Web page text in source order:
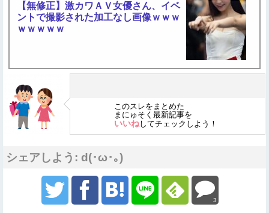
【無修正】激カワＡＶ女優さん、イベ
ントで撮影された加工なし画像ｗｗｗ
ｗｗｗｗｗ
このスレをまとめた
まにゅそく最新記事を
いいねしてチェックしよう！
シェアしよう: d(･ω･｡)
3